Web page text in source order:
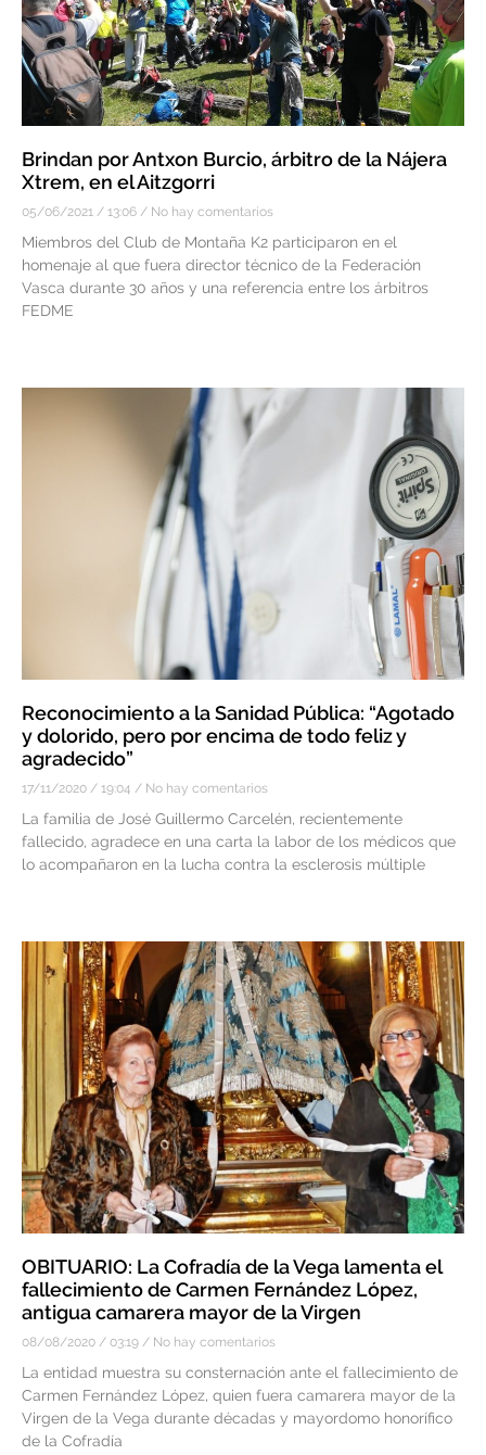
Brindan por Antxon Burcio, árbitro de la Nájera
Xtrem, en el Aitzgorri
05/06/2021 13:06 No hay comentarios
Miembros del Club de Montaña K2 participaron en el
homenaje al que fuera director técnico de la Federación
Vasca durante 30 años y una referencia entre los árbitros
FEDME
Reconocimiento a la Sanidad Pública: “Agotado
y dolorido, pero por encima de todo feliz y
agradecido”
17/11/2020 19:04 No hay comentarios
La familia de José Guillermo Carcelén, recientemente
fallecido, agradece en una carta la labor de los médicos que
lo acompañaron en la lucha contra la esclerosis múltiple
OBITUARIO: La Cofradía de la Vega lamenta el
fallecimiento de Carmen Fernández López,
antigua camarera mayor de la Virgen
08/08/2020 03:19 No hay comentarios
La entidad muestra su consternación ante el fallecimiento de
Carmen Fernández López, quien fuera camarera mayor de la
Virgen de la Vega durante décadas y mayordomo honorífico
de la Cofradía